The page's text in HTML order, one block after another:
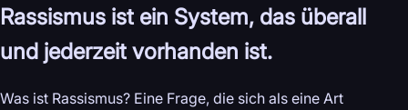
Rassismus ist ein System, das überall
und jederzeit vorhanden ist.
Was ist Rassismus? Eine Frage, die sich als eine Art